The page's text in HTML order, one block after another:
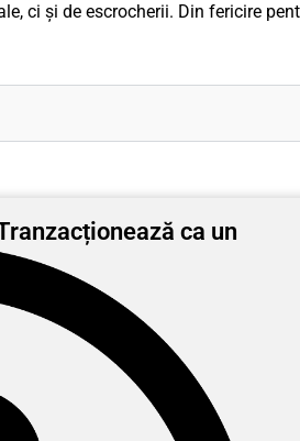
ci și de escrocherii. Din fericire
ca un